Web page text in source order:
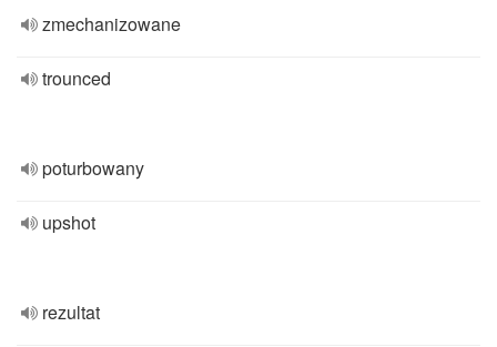
zmechanizowane
trounced
poturbowany
upshot
rezultat